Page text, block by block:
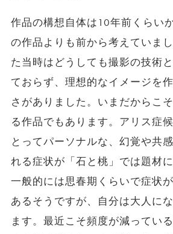
作品の構想自体は10年前くらい
の作品よりも前から考えていま
た当時はどうしても撮影の技術
ておらず、理想的なイメージを
さがありました。いまだからこ
る作品でもあります。アリス症
とってパーソナルな、幻覚や共
れる症状が「石と桃」では題材
一般的には思春期くらいで症状
あるそうですが、自分は大人に
ます。最近こそ頻度が減ってい